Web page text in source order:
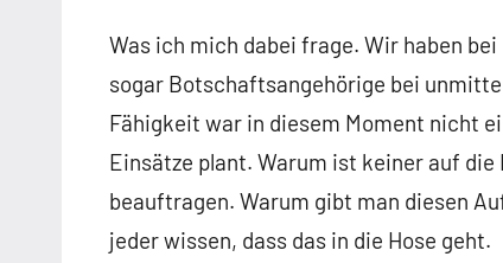
Was ich mich dabei frage. Wir haben
sogar Botschaftsangehörige bei
Fähigkeit war in diesem Moment nicht
Einsätze plant. Warum ist keiner auf
beauftragen. Warum gibt man diesen
jeder wissen, dass das in die Hose geht.